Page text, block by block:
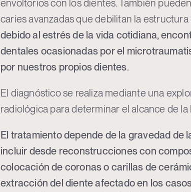
envoltorios con los dientes. También
caries avanzadas que debilitan la estructura
debido al estrés de la vida cotidiana,
dentales ocasionadas por el
por nuestros propios dientes.
El diagnóstico se realiza mediante una
radiológica para determinar el alcance de la
El tratamiento depende de la gravedad de
incluir desde reconstrucciones con
colocación de coronas o carillas de
extracción del diente afectado en los